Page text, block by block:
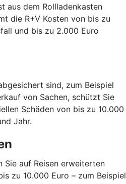
aus dem Rollladenkasten
die R+V Kosten von bis zu
und bis zu 2.000 Euro
sind, zum Beispiel
von Sachen, schützt Sie
Schäden von bis zu 10.000
Jahr.
Sie auf Reisen erweiterten
zu 10.000 Euro – zum Beispiel